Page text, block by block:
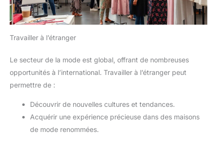
Travailler à l’étranger
Le secteur de la mode est global, offrant de nombreuses
opportunités à l’international. Travailler à l’étranger peut
permettre de :
Découvrir de nouvelles cultures et tendances.
Acquérir une expérience précieuse dans des maisons
de mode renommées.